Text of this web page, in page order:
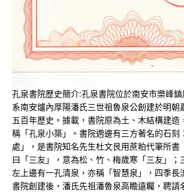
孔泉書院歷史簡介:孔泉書院位於南安市樂峰鎮
系南安爐內厚陽潘氏三世祖魯泉公創建於明朝
五百年歷史。據載，書院原為土、木結構建造
稱「孔泉小築」。書院週邊有三方著名的石刻
處」，是書院知名先生杜文艮用蔗粕代筆所書
曰「三友」，意為松、竹、梅歲寒「三友」；
左上邊有一孔清泉，亦稱「智慧泉」，四季長
書院創建後，潘氏先祖潘魯泉高瞻遠矚，聘請